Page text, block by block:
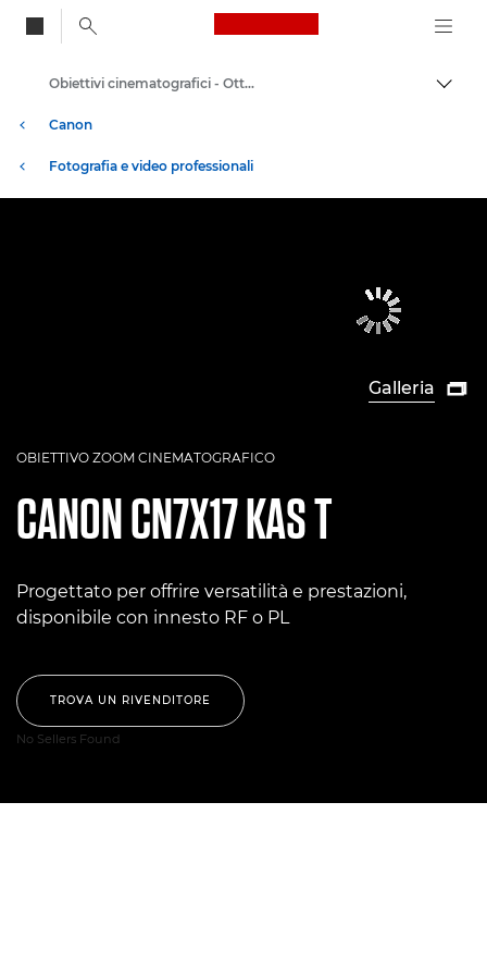
Canon Logo, back
Canon
Fotografia e video professionali
Obiettivi cinematografici - Ottiche 4K
Galleria 
OBIETTIVO ZOOM CINEMATOGRAFICO
CANONCN7X17 KAS T
Progettato per offrire versatilità e prestazioni,
disponibile con innesto RF o PL
TROVA UN RIVENDITORE
No Sellers Found